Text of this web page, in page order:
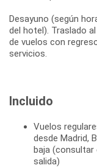
Desayuno (según
del hotel). Traslado
de vuelos con
servicios.
Incluido
Vuelos
desde Madrid,
baja (consultar
salida)